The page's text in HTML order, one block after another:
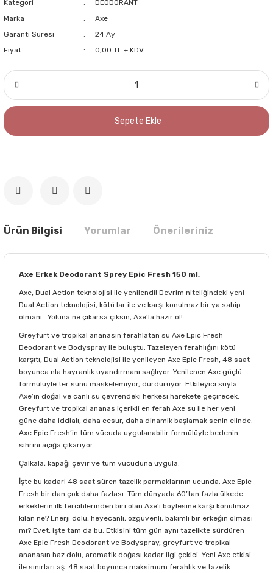
Kategori
DEODORANT
Marka
Axe
Garanti Süresi
24 Ay
Fiyat
0,00 TL + KDV
Sepete Ekle
Ürün Bilgisi Yorumlar Önerileriniz
Axe Erkek Deodorant Sprey Epic Fresh 150 ml,
Axe, Dual Action teknolojisi ile yenilendi! Devrim niteliğindeki yeni
Dual Action teknolojisi, kötü lar ile ve karşı konulmaz bir ya sahip
olmanı . Yoluna ne çıkarsa çıksın, Axe'la hazır ol!
Greyfurt ve tropikal ananasın ferahlatan su Axe Epic Fresh
Deodorant ve Bodyspray ile buluştu. Tazeleyen ferahlığını kötü
karşıtı, Dual Action teknolojisi ile yenileyen Axe Epic Fresh, 48 saat
boyunca nla hayranlık uyandırmanı sağlıyor. Yenilenen Axe güçlü
formülüyle ter sunu maskelemiyor, durduruyor. Etkileyici suyla
Axe’ın doğal ve canlı su çevrendeki herkesi harekete geçirecek.
Greyfurt ve tropikal ananas içerikli en ferah Axe su ile her yeni
güne daha iddialı, daha cesur, daha dinamik başlamak senin elinde.
Axe Epic Fresh’in tüm vücuda uygulanabilir formülüyle bedenin
sihrini açığa çıkarıyor.
Çalkala, kapağı çevir ve tüm vücuduna uygula.
İşte bu kadar! 48 saat süren tazelik parmaklarının ucunda. Axe Epic
Fresh bir dan çok daha fazlası. Tüm dünyada 60’tan fazla ülkede
erkeklerin ilk tercihlerinden biri olan Axe’ı böylesine karşı konulmaz
kılan ne? Enerji dolu, heyecanlı, özgüvenli, bakımlı bir erkeğin olması
mı? Evet, işte tam da bu. Etkisini tüm gün aynı tazelikte sürdüren
Axe Epic Fresh Deodorant ve Bodyspray, greyfurt ve tropikal
ananasın haz dolu, aromatik doğası kadar ilgi çekici. Yeni Axe etkisi
ile sınırları aş. 48 saat boyunca maksimum ferahlık ve tazelik